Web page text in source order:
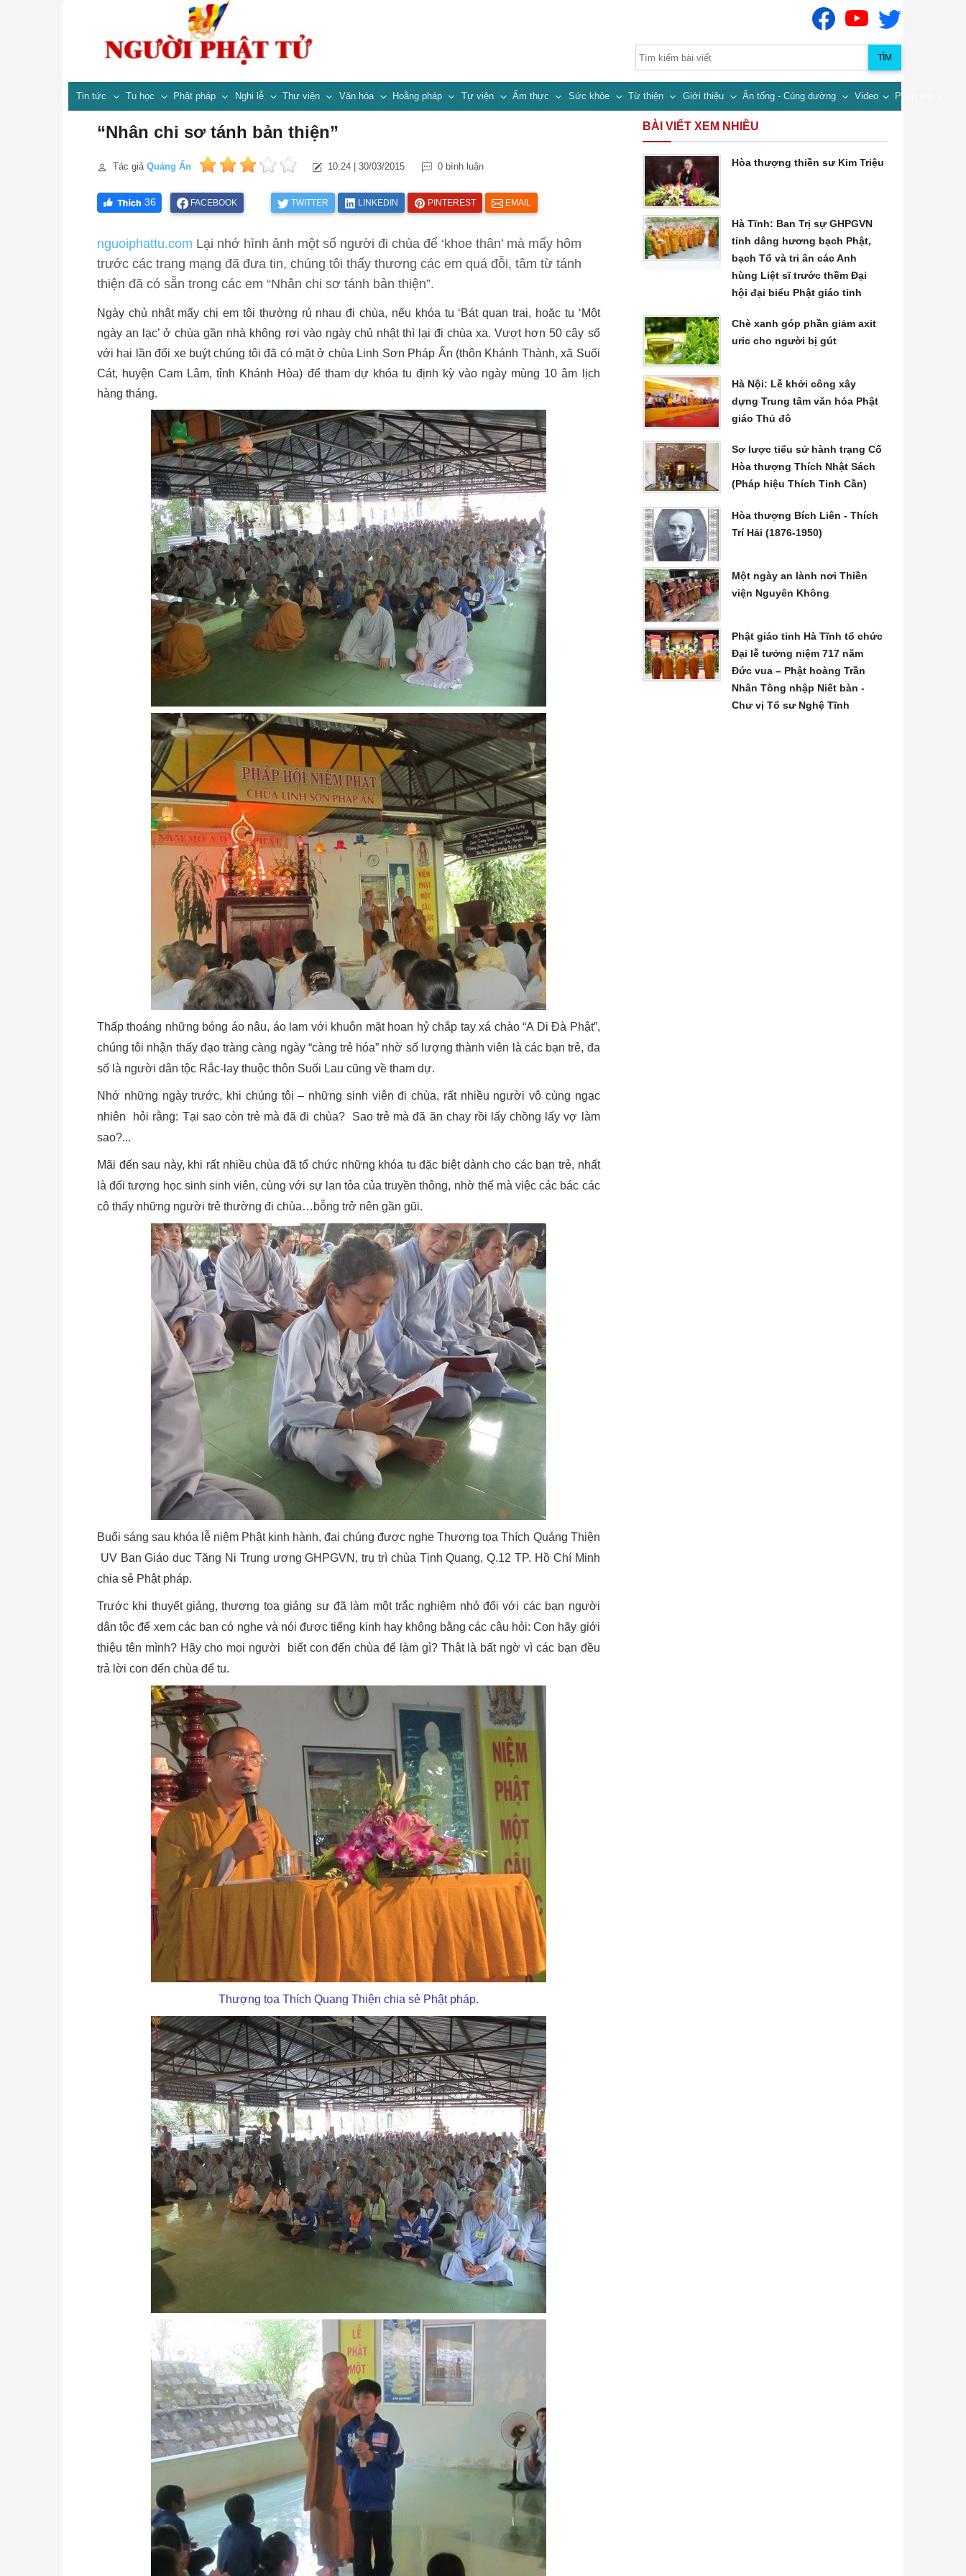
TÌM
Tin tức Tu học Phật pháp Nghi lễ Thư viện Văn hóa Hoằng pháp Tự viện Ẩm thực Sức khỏe Từ thiện Giới thiệu Ấn tống - Cúng dường Video Pháp âm
“Nhân chi sơ tánh bản thiện”
Tác giả Quảng Ấn 10:24 | 30/03/2015 0 bình luận
36 FACEBOOK TWITTER LINKEDIN PINTEREST EMAIL
nguoiphattu.com Lại nhớ hình ảnh một số người đi chùa để ‘khoe thân’ mà mấy hôm
trước các trang mạng đã đưa tin, chúng tôi thấy thương các em quá đỗi, tâm từ tánh
thiện đã có sẵn trong các em “Nhân chi sơ tánh bản thiện”.
Ngày chủ nhật mấy chị em tôi thường rủ nhau đi chùa, nếu khóa tu ‘Bát quan trai, hoặc tu ‘Một
ngày an lạc’ ở chùa gần nhà không rơi vào ngày chủ nhật thì lại đi chùa xa. Vượt hơn 50 cây số
với hai lần đổi xe buýt chúng tôi đã có mặt ở chùa Linh Sơn Pháp Ấn (thôn Khánh Thành, xã Suối
Cát, huyện Cam Lâm, tỉnh Khánh Hòa) để tham dự khóa tu định kỳ vào ngày mùng 10 âm lịch
hàng tháng.
Thấp thoáng những bóng áo nâu, áo lam với khuôn mặt hoan hỷ chắp tay xá chào “A Di Đà Phật”,
chúng tôi nhận thấy đạo tràng càng ngày “càng trẻ hóa” nhờ số lượng thành viên là các bạn trẻ, đa
số là người dân tộc Rắc-lay thuộc thôn Suối Lau cũng về tham dự.
Nhớ những ngày trước, khi chúng tôi – những sinh viên đi chùa, rất nhiều người vô cùng ngạc
nhiên hỏi rằng: Tại sao còn trẻ mà đã đi chùa? Sao trẻ mà đã ăn chay rồi lấy chồng lấy vợ làm
sao?...
Mãi đến sau này, khi rất nhiều chùa đã tổ chức những khóa tu đặc biệt dành cho các bạn trẻ, nhất
là đối tượng học sinh sinh viên, cùng với sự lan tỏa của truyền thông, nhờ thế mà việc các bác các
cô thấy những người trẻ thường đi chùa…bỗng trở nên gần gũi.
Buổi sáng sau khóa lễ niệm Phật kinh hành, đại chúng được nghe Thượng tọa Thích Quảng Thiện
UV Ban Giáo dục Tăng Ni Trung ương GHPGVN, trụ trì chùa Tịnh Quang, Q.12 TP. Hồ Chí Minh
chia sẻ Phật pháp.
Trước khi thuyết giảng, thượng tọa giảng sư đã làm một trắc nghiệm nhỏ đối với các bạn người
dân tộc để xem các bạn có nghe và nói được tiếng kinh hay không bằng các câu hỏi: Con hãy giới
thiệu tên mình? Hãy cho mọi người biết con đến chùa để làm gì? Thật là bất ngờ vì các bạn đều
trả lời con đến chùa để tu.
Thượng tọa Thích Quang Thiện chia sẻ Phật pháp.
BÀI VIẾT XEM NHIỀU
Hòa thượng thiền sư Kim Triệu
Hà Tĩnh: Ban Trị sự GHPGVN
tỉnh dâng hương bạch Phật,
bạch Tổ và tri ân các Anh
hùng Liệt sĩ trước thềm Đại
hội đại biểu Phật giáo tỉnh
Chè xanh góp phần giảm axit
uric cho người bị gút
Hà Nội: Lễ khởi công xây
dựng Trung tâm văn hóa Phật
giáo Thủ đô
Sơ lược tiểu sử hành trạng Cố
Hòa thượng Thích Nhật Sách
(Pháp hiệu Thích Tinh Cần)
Hòa thượng Bích Liên - Thích
Trí Hải (1876-1950)
Một ngày an lành nơi Thiền
viện Nguyên Không
Phật giáo tỉnh Hà Tĩnh tổ chức
Đại lễ tưởng niệm 717 năm
Đức vua – Phật hoàng Trần
Nhân Tông nhập Niết bàn -
Chư vị Tổ sư Nghệ Tĩnh